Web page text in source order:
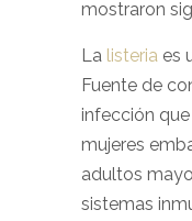
mostraron
La listeria es
Fuente de
infección
mujeres
adultos
sistemas